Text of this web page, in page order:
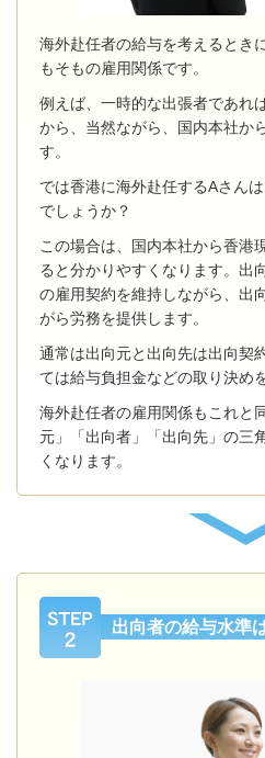
海外赴任者の給与を考えるとき
もそもの雇用関係です。
例えば、一時的な出張者であれ
から、当然ながら、国内本社か
す。
では香港に海外赴任するAさん
でしょうか？
この場合は、国内本社から香港
ると分かりやすくなります。出
の雇用契約を維持しながら、出
がら労務を提供します。
通常は出向元と出向先は出向契
ては給与負担金などの取り決め
海外赴任者の雇用関係もこれと
元」「出向者」「出向先」の三
くなります。
出向者の給与水準